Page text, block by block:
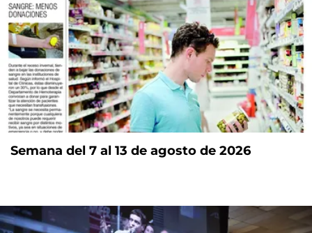
Semana del 7 al 13 de agosto de 2026